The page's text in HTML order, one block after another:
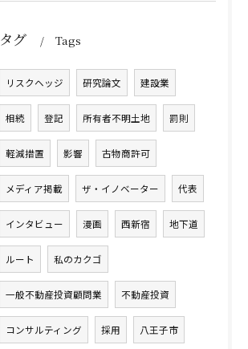
タグ Tags
リスクヘッジ 研究論文 建設業
相続 登記 所有者不明土地 罰則
軽減措置 影響 古物商許可
メディア掲載 ザ・イノベーター 代表
インタビュー 漫画 西新宿 地下道
ルート 私のカクゴ
一般不動産投資顧問業 不動産投資
コンサルティング 採用 八王子市